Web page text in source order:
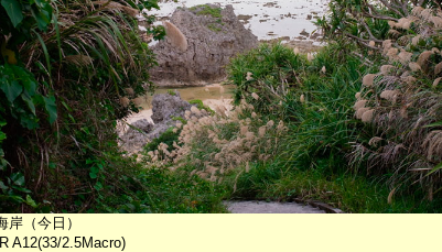
岸（今日）
A12(33/2.5Macro)